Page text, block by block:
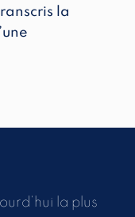
la
la plus